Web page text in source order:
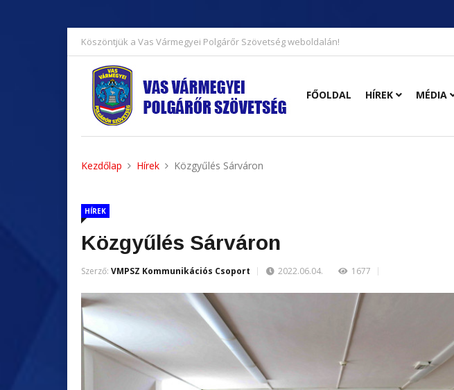
Köszöntjük a Vas Vármegyei Polgárőr Szövetség weboldalán!
FŐOLDAL HÍREK MÉDIA
Kezdőlap Hírek Közgyűlés Sárváron
HÍREK
Közgyűlés Sárváron
Szerző: VMPSZ Kommunikációs Csoport 2022.06.04. 1677